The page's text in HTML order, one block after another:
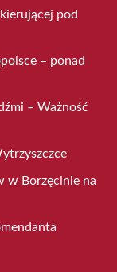
pod
– ponad
– Ważność
w Borzęcinie na